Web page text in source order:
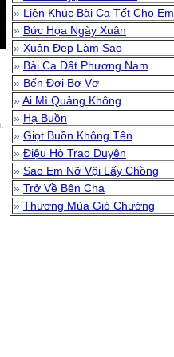
» Liên Khúc Bài Ca Tết Cho Em
» Bức Họa Ngày Xuân
» Xuân Đẹp Làm Sao
» Bài Ca Đất Phương Nam
» Bến Đợi Bơ Vơ
»Ai Mì Quảng Không
» Hạ Buồn
» Giọt Buồn Không Tên
» Điệu Hò Trao Duyên
» Sao Em Nỡ Vội Lấy Chồng
» Trở Về Bên Cha
» Thương Mùa Gió Chướng